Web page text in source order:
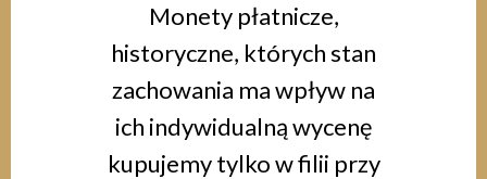
Monety płatnicze,
historyczne, których stan
zachowania ma wpływ na
ich indywidualną wycenę
kupujemy tylko w filii przy